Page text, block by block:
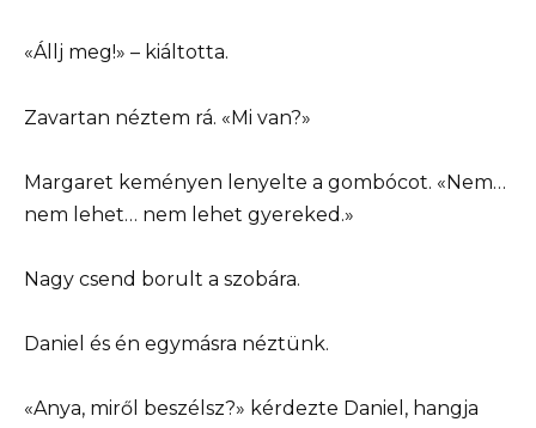
«Állj meg!» – kiáltotta.
Zavartan néztem rá. «Mi van?»
Margaret keményen lenyelte a gombócot. «Nem…
nem lehet… nem lehet gyereked.»
Nagy csend borult a szobára.
Daniel és én egymásra néztünk.
«Anya, miről beszélsz?» kérdezte Daniel, hangja